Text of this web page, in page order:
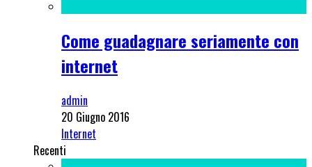
Come guadagnare seriamente con
internet
admin
20 Giugno 2016
Internet
Recenti